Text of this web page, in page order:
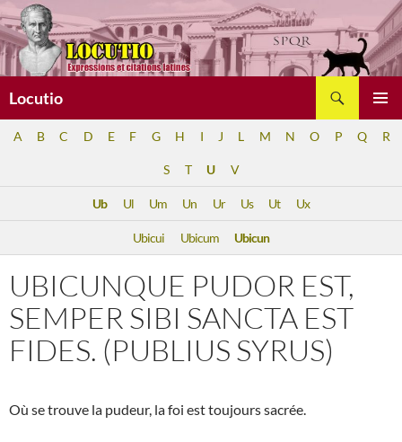
Aller
au
contenu
Locutio
A B C D E F G H I J L M N O P Q R
S T U V
Ub Ul Um Un Ur Us Ut Ux
Ubicui Ubicum Ubicun
UBICUNQUE PUDOR EST,
SEMPER SIBI SANCTA EST
FIDES. (PUBLIUS SYRUS)
Où se trouve la pudeur, la foi est toujours sacrée.